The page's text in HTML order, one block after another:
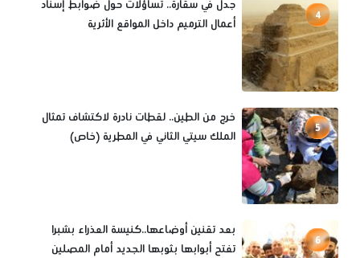
4
جدل في سقارة.. تساؤلات حول ضوابط إسناد
أعمال الترميم داخل المواقع الأثرية
5
خرج من الطين.. لقطات نادرة لاكتشاف تمثال
الملك سيتي الثاني في المطرية (خاص)
6
بعد تقنين أوضاعها..كنيسة العذراء بشبرا
تفتح أبوابها بثوبها الجديد أمام المصلين